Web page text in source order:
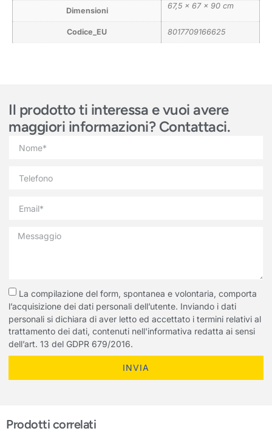
Dimensioni
67,5 × 67 × 90 cm
Codice_EU 8017709166625
Il prodotto ti interessa e vuoi avere
maggiori informazioni? Contattaci.
La compilazione del form, spontanea e volontaria, comporta
l’acquisizione dei dati personali dell’utente. Inviando i dati
personali si dichiara di aver letto ed accettato i termini relativi al
trattamento dei dati, contenuti nell'informativa redatta ai sensi
dell’art. 13 del GDPR 679/2016.
INVIA
Prodotti correlati